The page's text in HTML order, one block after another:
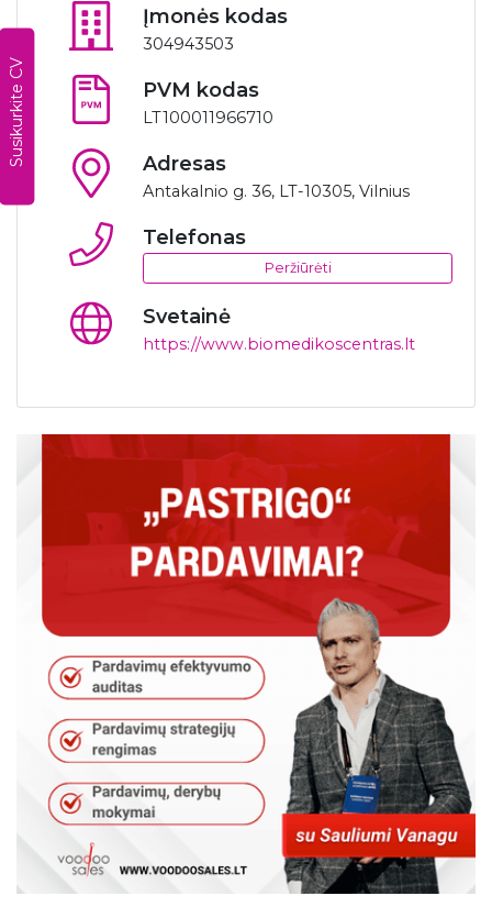
Susikurkite CV
Įmonės kodas
304943503
PVM kodas
LT100011966710
Adresas
Antakalnio g. 36, LT-10305, Vilnius
Telefonas
Peržiūrėti
Svetainė
https://www.biomedikoscentras.lt